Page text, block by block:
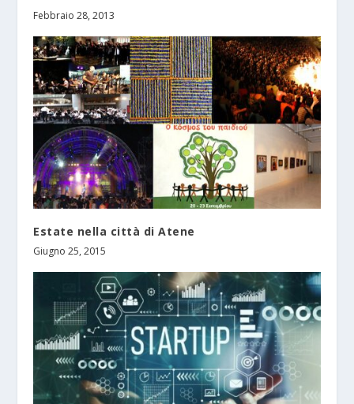
Febbraio 28, 2013
Estate nella città di Atene
Giugno 25, 2015